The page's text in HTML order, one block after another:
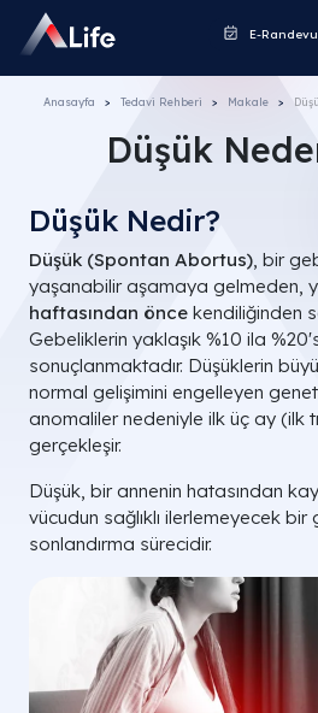
E-Randevu
Anasayfa Tedavi Rehberi Makale
Düşük
Düşük Nedir?
Düşük (Spontan Abortus), bir
yaşanabilir aşamaya gelmeden,
haftasından önce kendiliğinden
Gebeliklerin yaklaşık %10 ila
sonuçlanmaktadır. Düşüklerin
normal gelişimini engelleyen
anomaliler nedeniyle ilk üç ay (ilk
gerçekleşir.
Düşük, bir annenin hatasından
vücudun sağlıklı ilerlemeyecek
sonlandırma sürecidir.